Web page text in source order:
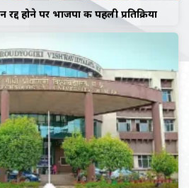
होने पर भाजपा की पहली प्रतिक्रिया